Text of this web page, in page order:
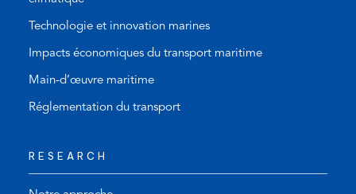
Technologie et innovation marines
Impacts économiques du transport maritime
Main-d’œuvre maritime
Réglementation du transport
RESEARCH